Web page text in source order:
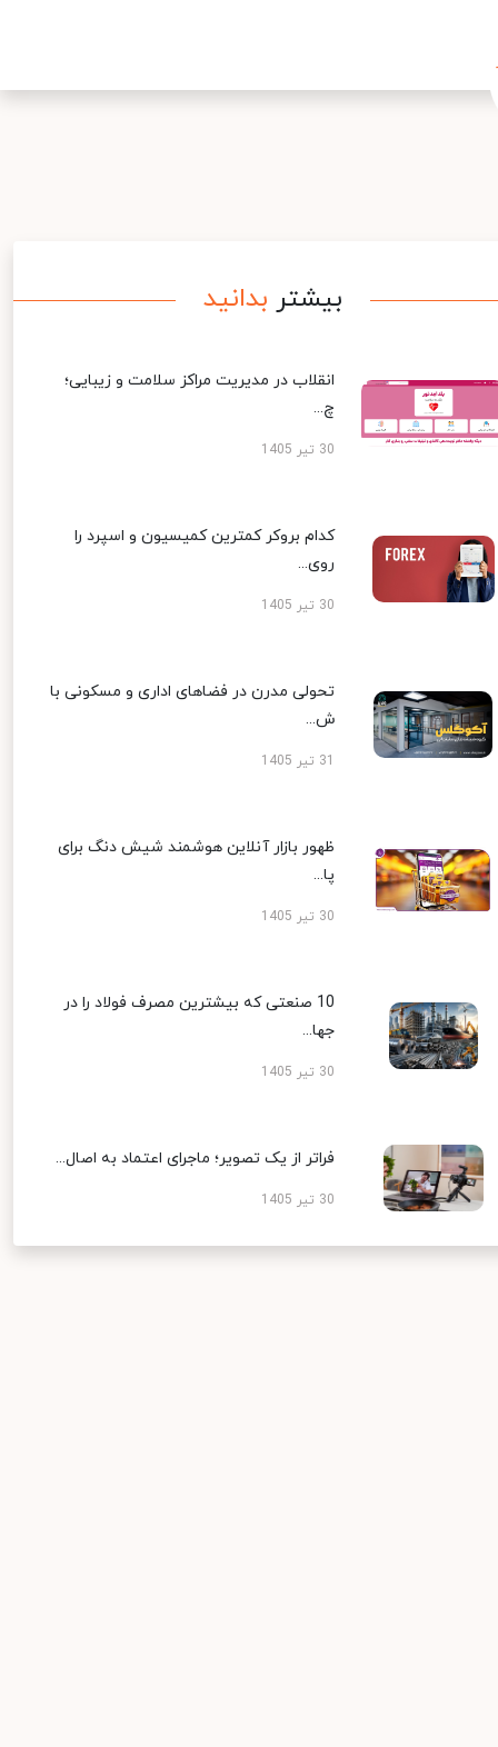
بیشتر بدانید
انقلاب در مدیریت مراکز سلامت و زیبایی؛
چ...
30 تیر 1405
کدام بروکر کمترین کمیسیون و اسپرد را
روی...
30 تیر 1405
تحولی مدرن در فضاهای اداری و مسکونی با
ش...
ظهور بازار آنلاین هوشمند شیش دنگ برای
پا...
30 تیر 1405
10 صنعتی که بیشترین مصرف فولاد را در
جها...
30 تیر 1405
فراتر از یک تصویر؛ ماجرای اعتماد به اصال...
30 تیر 1405